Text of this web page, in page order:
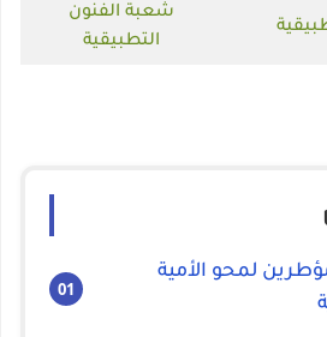
شعبة الفنون
التطبيقية
لمحو الأمية